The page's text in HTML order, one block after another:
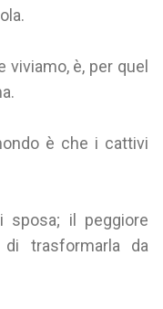
è, per quel
è che i cattivi
sposa; il peggiore
trasformarla da